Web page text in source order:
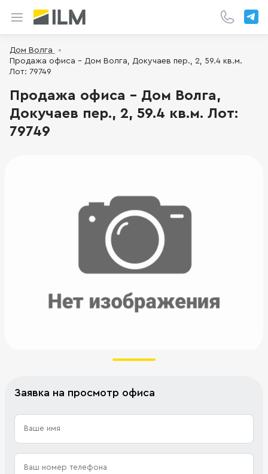
Дом Волга
Продажа офиса - Дом Волга, Докучаев пер., 2, 59.4 кв.м.
Лот: 79749
Продажа офиса - Дом Волга,
Докучаев пер., 2, 59.4 кв.м. Лот:
79749
Заявка на просмотр офиса